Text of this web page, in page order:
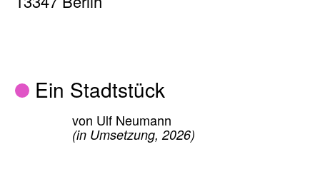
13347 Berlin
Ein Stadtstück
von Ulf Neumann
(in Umsetzung, 2026)